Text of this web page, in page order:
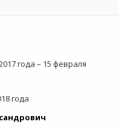
года – 15 февраля
года